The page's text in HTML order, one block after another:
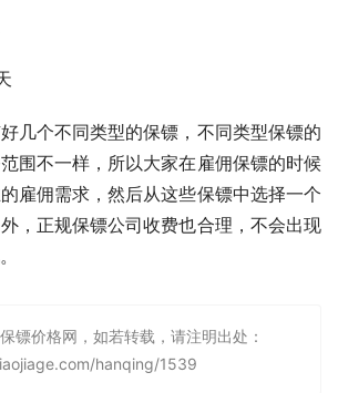
几个不同类型的保镖，不同类型保镖的
围不一样，所以大家在雇佣保镖的时候
雇佣需求，然后从这些保镖中选择一个
，正规保镖公司收费也合理，不会出现
镖价格网，如若转载，请注明出处：
hanqing/1539